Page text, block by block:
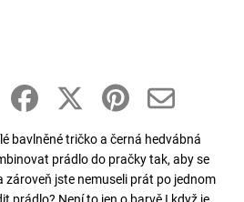
bavlněné tričko a černá hedvábná
prádlo do pračky tak, aby se
zároveň jste nemuseli prát po jednom